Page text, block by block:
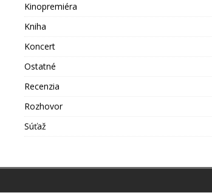
Kinopremiéra
Kniha
Koncert
Ostatné
Recenzia
Rozhovor
Súťaž